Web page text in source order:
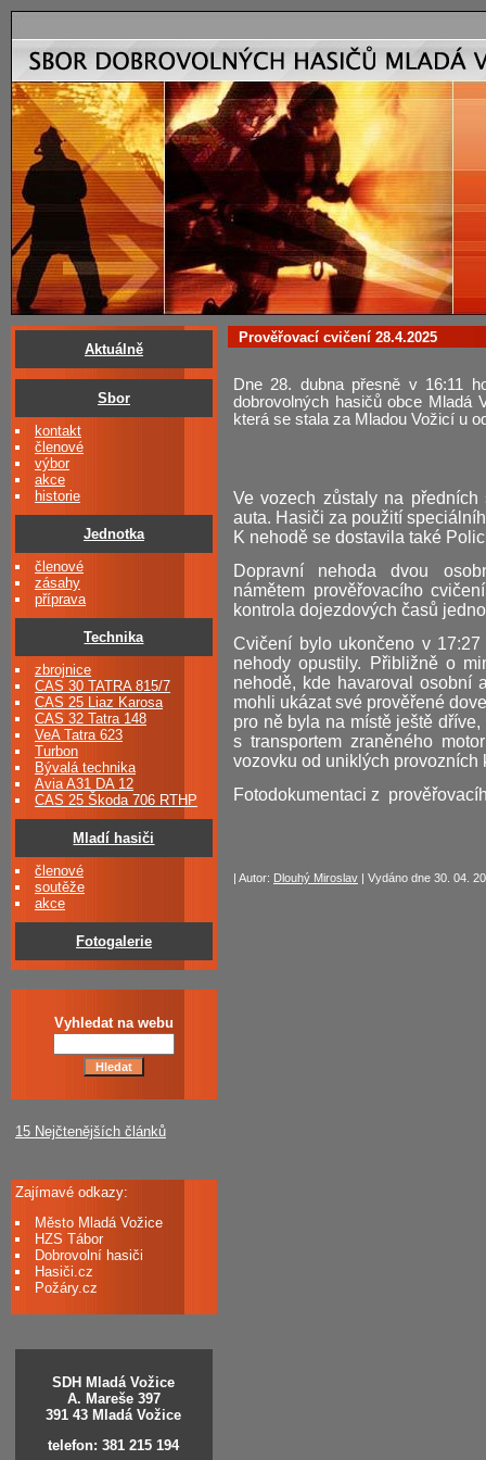
Aktuálně
Sbor
kontakt
členové
výbor
akce
historie
Jednotka
členové
zásahy
příprava
Technika
zbrojnice
CAS 30 TATRA 815/7
CAS 25 Liaz Karosa
CAS 32 Tatra 148
VeA Tatra 623
Turbon
Bývalá technika
Avia A31 DA 12
CAS 25 Škoda 706 RTHP
Mladí hasiči
členové
soutěže
akce
Fotogalerie
Vyhledat na webu
15 Nejčtenějších článků
Zajímavé odkazy:
Město Mladá Vožice
HZS Tábor
Dobrovolní hasiči
Hasiči.cz
Požáry.cz
SDH Mladá Vožice
A. Mareše 397
391 43 Mladá Vožice
telefon: 381 215 194
Prověřovací cvičení 28.4.2025
Dne 28. dubna přesně v 16:11
dobrovolných hasičů obce Mladá
která se stala za Mladou Vožicí u
Ve vozech zůstaly na
auta. Hasiči za použití
K nehodě se dostavila také
Dopravní nehoda dvou
námětem prověřovacího
kontrola dojezdových časů
Cvičení bylo ukončeno v
nehody opustily. Přibližně o
nehodě, kde havaroval osobní
mohli ukázat své prověřené
pro ně byla na místě ještě
s transportem zraněného
vozovku od uniklých provozních
Fotodokumentaci z
| Autor: Dlouhý Miroslav | Vydáno dne 30. 04.